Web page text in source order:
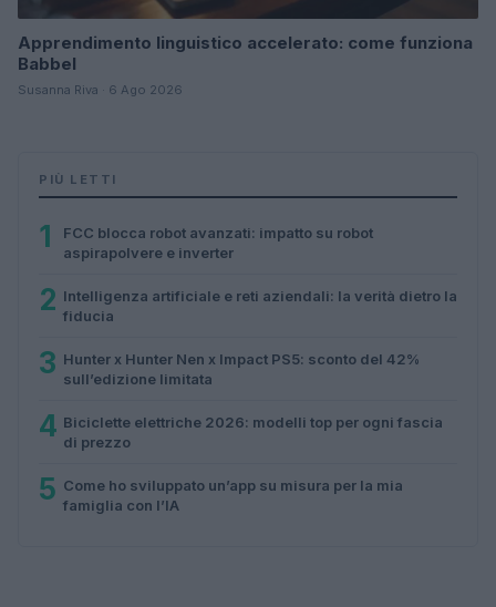
Apprendimento linguistico accelerato: come funziona
Babbel
Susanna Riva · 6 Ago 2026
PIÙ LETTI
1
FCC blocca robot avanzati: impatto su robot
aspirapolvere e inverter
2 Intelligenza artificiale e reti aziendali: la verità dietro la
fiducia
3 Hunter x Hunter Nen x Impact PS5: sconto del 42%
sull’edizione limitata
4 Biciclette elettriche 2026: modelli top per ogni fascia
di prezzo
5 Come ho sviluppato un’app su misura per la mia
famiglia con l’IA